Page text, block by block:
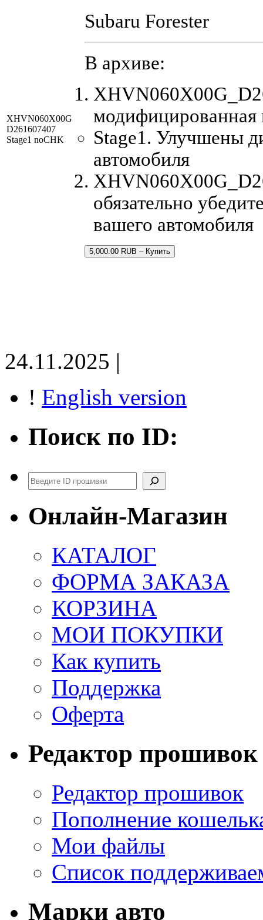
XHVN060X00G
D261607407
Stage1 noCHK
Subaru Forester
В архиве:
Stage1. Улучшены
автомобиля
обязательно
вашего автомобиля
5,000.00 RUB – Купить
24.11.2025 |
! English version
Поиск по ID:
Поиск
Онлайн-Магазин
КАТАЛОГ
ФОРМА ЗАКАЗА
КОРЗИНА
МОИ ПОКУПКИ
Как купить
Поддержка
Оферта
Редактор прошивок
Редактор прошивок
Пополнение
Мои файлы
Список
Марки авто